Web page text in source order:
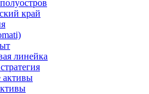
край
линейка
активы